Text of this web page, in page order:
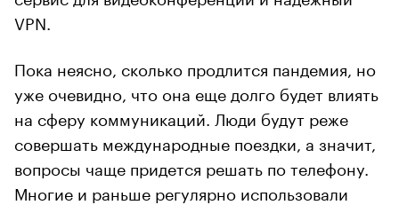
VPN.
Пока неясно, сколько продлится пандемия, но
уже очевидно, что она еще долго будет влиять
на сферу коммуникаций. Люди будут реже
совершать международные поездки, а значит,
вопросы чаще придется решать по телефону.
Многие и раньше регулярно использовали